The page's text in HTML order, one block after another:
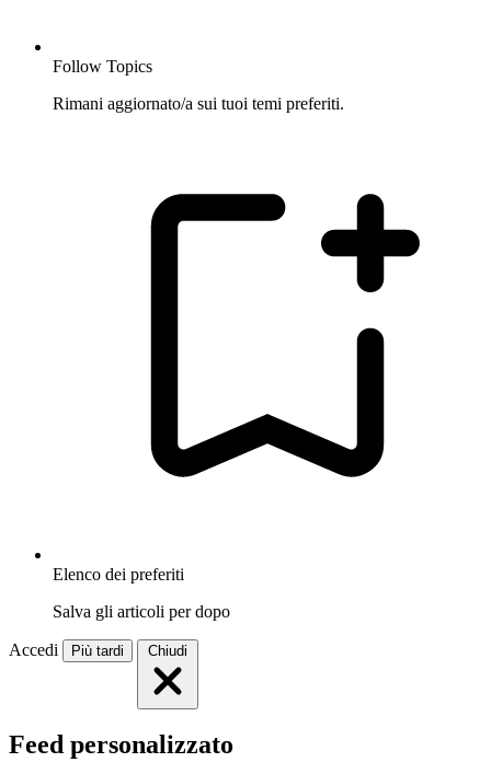
Follow Topics
Rimani aggiornato/a sui tuoi temi preferiti.
Elenco dei preferiti
Salva gli articoli per dopo
Accedi Più tardi Chiudi
Feed personalizzato